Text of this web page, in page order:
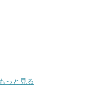
っと見る